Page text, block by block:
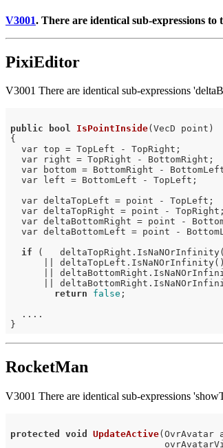
V3001. There are identical sub-expressions
PixiEditor
V3001 There are identical sub-expressions
public bool IsPointInside(VecD point)
{
  var top = TopLeft - TopRight;
  var right = TopRight - BottomRight;
var bottom = BottomRight -
  var left = BottomLeft - TopLeft;
  var deltaTopLeft = point - TopLeft;
  var deltaTopRight = point - TopRight;
var deltaBottomRight = point -
var deltaBottomLeft = point -
if (
      || deltaTopLeft.IsNaNOrInfinity()
||
||
return
false ;
  ....
RocketMan
V3001 There are identical sub-expressions
protected void UpdateActive(OvrAvatar